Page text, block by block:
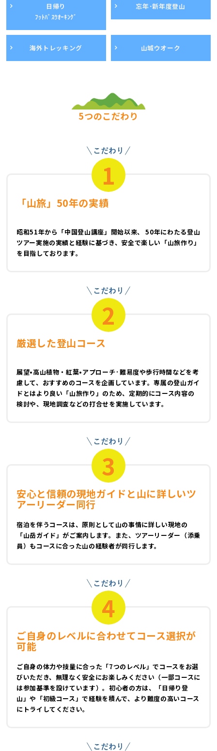
日帰り
ﾌｯﾄﾊﾟｽｳｵｰｷﾝｸﾞ
忘年･新年度登山
海外トレッキング 山城ウオーク
5つのこだわり
1
「山旅」50年の実績
昭和51年から「中国登山講座」開始以来、 50年にわたる登山
ツアー実施の実績と経験に基づき、安全で楽しい「山旅作り」
を目指しております。
2
厳選した登山コース
展望•高山植物・紅葉•アプローチ·難易度や歩行時間などを考
慮して、おすすめのコースを企画しています。専属の登山ガイ
ドとはより良い「山旅作り」のため、定期的にコース内容の
検討や、現地調査などの打合せを実施しています。
3
安心と信頼の現地ガイドと山に詳しいツ
アーリーダー同行
宿泊を伴うコースは、原則として山の事情に詳しい現地の
「山岳ガイド」がご案内します。また、ツアーリーダー（添乗
員）もコースに合った山の経験者が同行します。
4
ご自身のレベルに合わせてコース選択が
可能
ご自身の体力や技量に合った「7つのレベル」でコースをお選
びいただき、無理なく安全にお楽しみください（一部コースに
は参加基準を設けています）。初心者の方は、「日帰り登
山」や「初級コース」で経験を積んで、より難度の高いコース
にトライしてください。